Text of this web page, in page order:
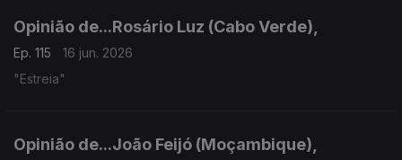
Opinião de...Rosário Luz (Cabo Verde),
Ep. 115
16 jun. 2026
"Estreia"
Opinião de...João Feijó (Moçambique),